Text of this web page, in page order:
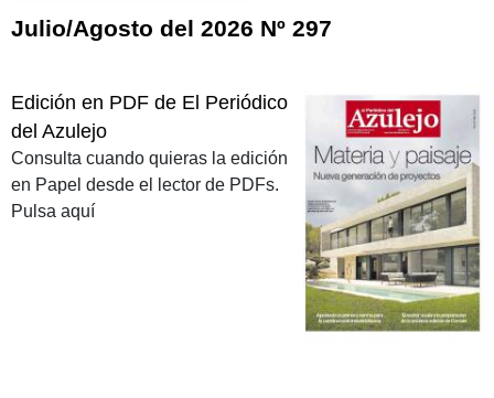
Julio/Agosto del 2026 Nº 297
Edición en PDF de El Periódico
del Azulejo
Consulta cuando quieras la edición
en Papel desde el lector de PDFs.
Pulsa aquí